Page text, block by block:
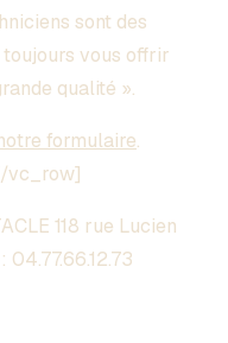
sont des
vous offrir
qualité ».
formulaire.
vc_row]
118 rue Lucien
04.77.66.12.73